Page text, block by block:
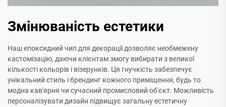
Змінюваність естетики
Наш епоксидний чип для декорації дозволяє необмежену
кастомізацію, даючи клієнтам змогу вибирати з великої
кількості кольорів і візерунків. Ця гнучкість забезпечує
унікальний стиль і брендинг кожного приміщення, будь то
модна кав'ярня чи сучасний промисловий об'єкт. Можливість
персоналізувати дизайн підвищує загальну естетичну